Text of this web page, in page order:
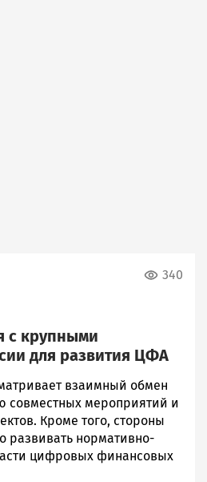
340
с крупными
для развития ЦФА
взаимный обмен
совместных мероприятий и
Кроме того, стороны
развивать нормативно-
цифровых финансовых